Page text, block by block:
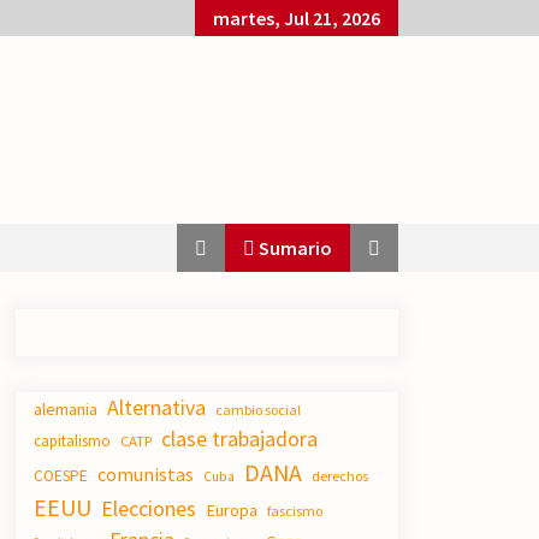
martes, Jul 21, 2026
Sumario
proyectos políticos.
20/07/2026
Polarizada y movilizada, la
ciudadanía no se queda en casa.
alemania Alternativa cambio social
capitalismo CATP clase trabajadora
COESPE comunistas Cuba DANA derechos
EEUU Elecciones Europa fascismo